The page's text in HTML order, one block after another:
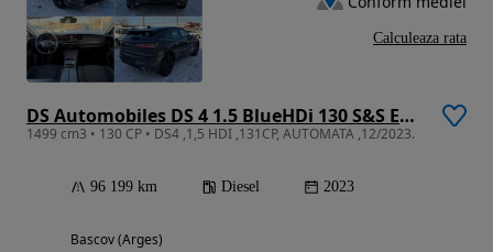
DS Automobiles DS 4 1.5 BlueHDi 130 S&S EAT8 PERFORMANCE LINE +
1499 cm3 • 130 CP • DS4 ,1,5 HDI ,131CP, AUTOMATA ,12/2023.
96 199 km Diesel 2023
Bascov (Arges)
Calculeaza rata